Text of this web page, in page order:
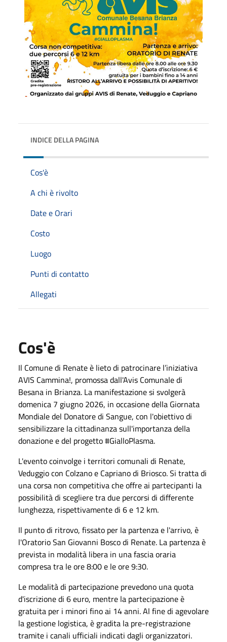
INDICE DELLA PAGINA
Cos'è
A chi è rivolto
Date e Orari
Costo
Luogo
Punti di contatto
Allegati
Cos'è
Il Comune di Renate è lieto di patrocinare l’iniziativa
AVIS Cammina!, promossa dall'Avis Comunale di
Besana in Brianza. La manifestazione si svolgerà
domenica 7 giugno 2026, in occasione della Giornata
Mondiale del Donatore di Sangue, con l'obiettivo di
sensibilizzare la cittadinanza sull'importanza della
donazione e del progetto #GialloPlasma.
L'evento coinvolge i territori comunali di Renate,
Veduggio con Colzano e Capriano di Briosco. Si tratta di
una corsa non competitiva che offre ai partecipanti la
possibilità di scegliere tra due percorsi di differente
lunghezza, rispettivamente di 6 e 12 km.
Il punto di ritrovo, fissato per la partenza e l'arrivo, è
l'Oratorio San Giovanni Bosco di Renate. La partenza è
prevista in modalità libera in una fascia oraria
compresa tra le ore 8:00 e le ore 9:30.
Le modalità di partecipazione prevedono una quota
d'iscrizione di 6 euro, mentre la partecipazione è
gratuita per i minori fino ai 14 anni. Al fine di agevolare
la gestione logistica, è gradita la pre-registrazione
tramite i canali ufficiali indicati dagli organizzatori.